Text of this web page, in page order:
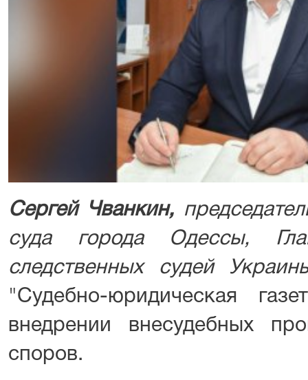
Сергей Чванкин,
суда города Одессы,
следственных судей
"Судебно-юридическая
внедрении внесудебных
споров.